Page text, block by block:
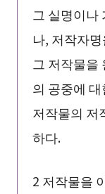
그 실명이나
나, 저작자
그 저작물을
의 공중에
저작물의 저
하다.
2 저작물을